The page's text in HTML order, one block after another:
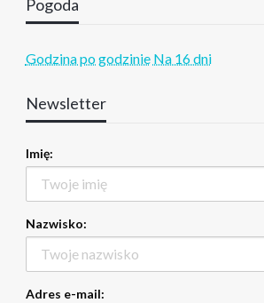
Pogoda
Godzina po godzinie Na 16 dni
Newsletter
Imię:
Nazwisko:
Adres e-mail: